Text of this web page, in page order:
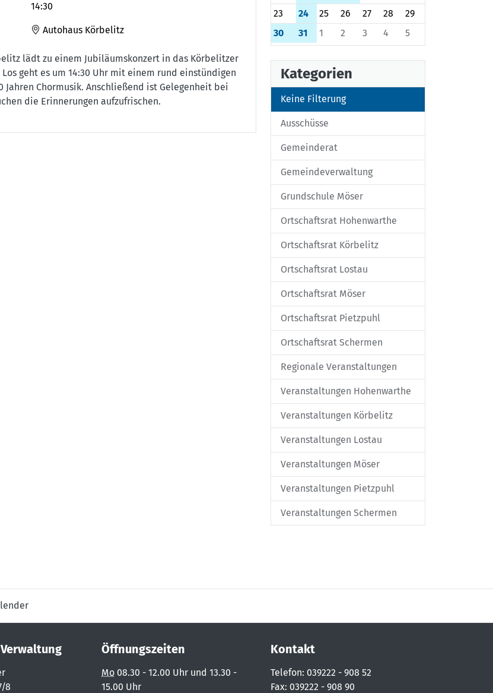
14:30
Autohaus Körbelitz
lädt zu einem Jubiläumskonzert in das Körbelitzer
geht es um 14:30 Uhr mit einem rund einstündigen
Jahren Chormusik. Anschließend ist Gelegenheit bei
die Erinnerungen aufzufrischen.
23
24 25 26 27 28
29
30
31 1 2 3 4 5
Kategorien
Keine Filterung
Ausschüsse
Gemeinderat
Gemeindeverwaltung
Grundschule Möser
Ortschaftsrat Hohenwarthe
Ortschaftsrat Körbelitz
Ortschaftsrat Lostau
Ortschaftsrat Möser
Ortschaftsrat Pietzpuhl
Ortschaftsrat Schermen
Regionale Veranstaltungen
Veranstaltungen Hohenwarthe
Veranstaltungen Körbelitz
Veranstaltungen Lostau
Veranstaltungen Möser
Veranstaltungen Pietzpuhl
Veranstaltungen Schermen
8
Öffnungszeiten
Mo 08.30 - 12.00 Uhr und 13.30 -
15.00 Uhr
Kontakt
Telefon: 039222 - 908 52
Fax: 039222 - 908 90